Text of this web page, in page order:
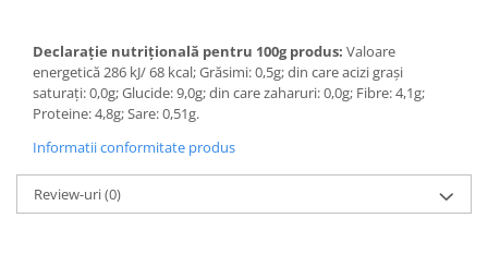
Declarație nutrițională pentru 100g produs: Valoare
energetică 286 kJ/ 68 kcal; Grăsimi: 0,5g; din care acizi grași
saturați: 0,0g; Glucide: 9,0g; din care zaharuri: 0,0g; Fibre: 4,1g;
Proteine: 4,8g; Sare: 0,51g.
Informatii conformitate produs
Review-uri(0)